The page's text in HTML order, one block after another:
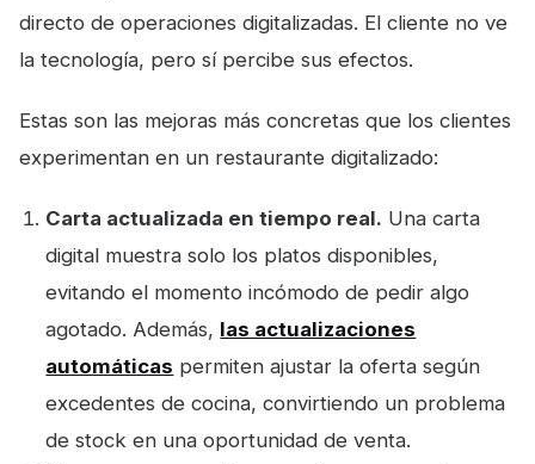
directo de operaciones digitalizadas. El cliente no ve
la tecnología, pero sí percibe sus efectos.
Estas son las mejoras más concretas que los clientes
experimentan en un restaurante digitalizado:
Carta actualizada en tiempo real. Una carta
digital muestra solo los platos disponibles,
evitando el momento incómodo de pedir algo
agotado. Además, las actualizaciones
automáticas permiten ajustar la oferta según
excedentes de cocina, convirtiendo un problema
de stock en una oportunidad de venta.